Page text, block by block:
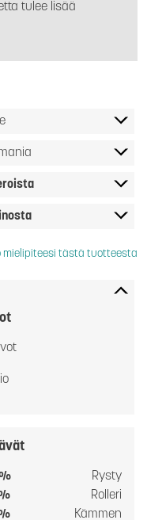
tulee lisää
mielipiteesi tästä tuotteesta
Rysty
Rolleri
Kämmen